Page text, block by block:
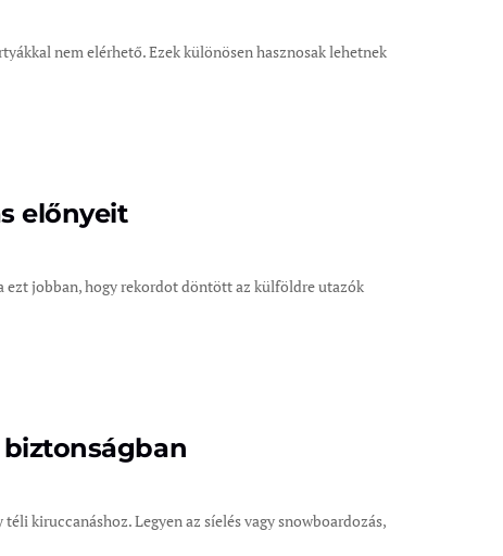
nem elérhető. Ezek különösen hasznosak lehetnek
előnyeit
ezt jobban, hogy rekordot döntött az külföldre utazók
kiruccanáshoz. Legyen az síelés vagy snowboardozás,